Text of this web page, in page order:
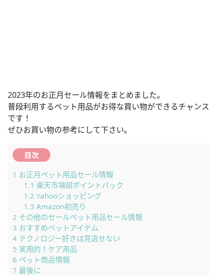
2023年のお正月セール情報をまとめました。
普段利用するペット用品がお得な買い物ができるチャンス
です！
ぜひお買い物の参考にして下さい。
目次
1 お正月ペット用品セール情報
1.1 楽天市場超ポイントバック
1.2 Yahooショッピング
1.3 Amazon初売り
2 その他のセールペット用品セール情報
3 おすすめペットアイテム
4 テクノロジー好きは見逃せない
5 実用的！ケア用品
6 ペット商品情報
7 最後に